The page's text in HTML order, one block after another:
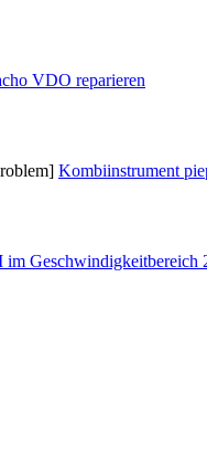
VDO reparieren
Kombiinstrument
im Geschwindigkeitbereich